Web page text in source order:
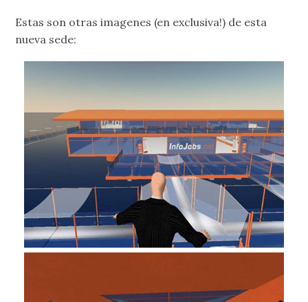
Estas son otras imagenes (en exclusiva!) de esta
nueva sede: